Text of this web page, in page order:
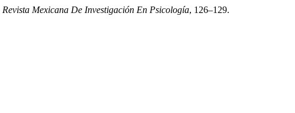
Revista Mexicana De Investigación En Psicología, 126–129.